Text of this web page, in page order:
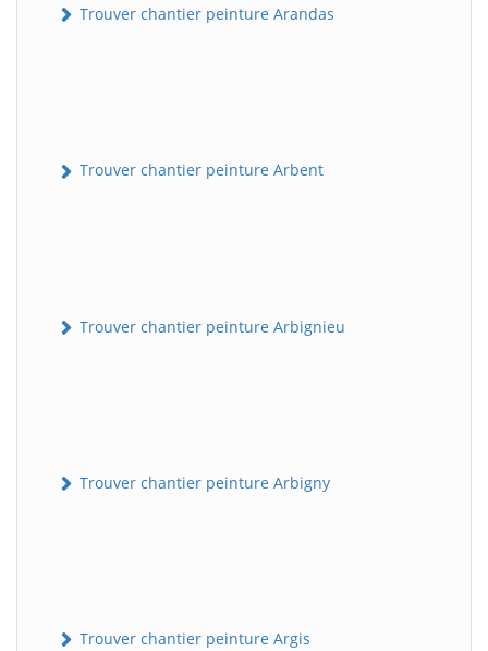
Trouver chantier peinture Arandas
Trouver chantier peinture Arbent
Trouver chantier peinture Arbignieu
Trouver chantier peinture Arbigny
Trouver chantier peinture Argis